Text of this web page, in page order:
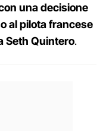
una decisione
al pilota francese
Seth Quintero.